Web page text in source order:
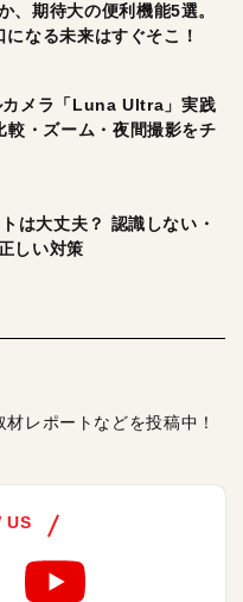
、期待大の便利機能5選。
なる未来はすぐそこ！
メラ「Luna Ultra」実践
較・ズーム・夜間撮影をチ
は大丈夫？ 認識しない・
しい対策
レポートなどを投稿中！
US